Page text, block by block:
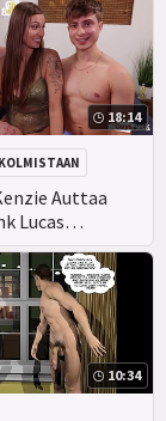
18:14
Auttaa
Lucas
KOLMISTAAN
KULLI
10:34